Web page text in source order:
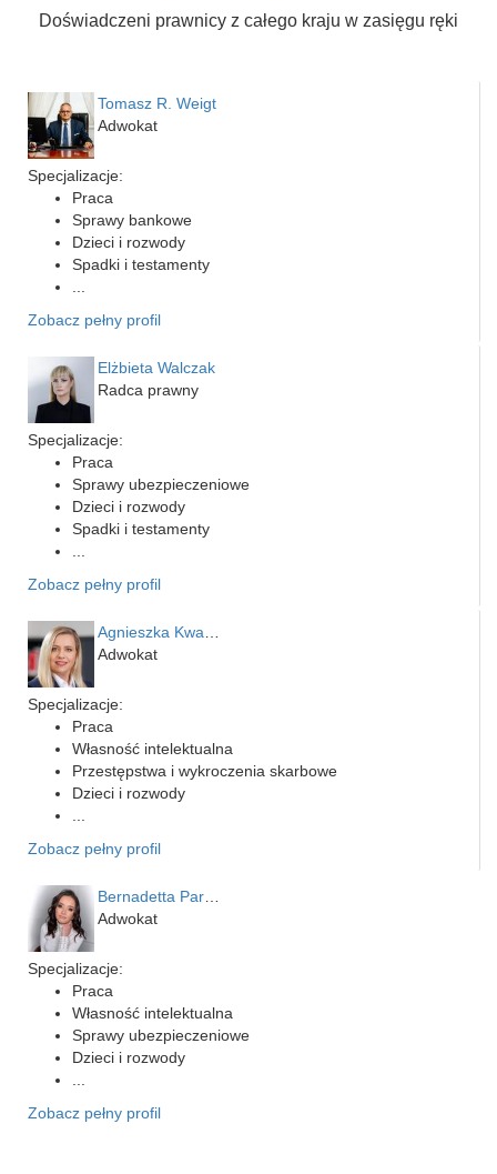
Doświadczeni prawnicy z całego kraju w zasięgu ręki
Tomasz R. Weigt
Adwokat
Specjalizacje:
Praca
Sprawy bankowe
Dzieci i rozwody
Spadki i testamenty
Zobacz pełny profil
Elżbieta Walczak
Radca prawny
Specjalizacje:
Praca
Sprawy ubezpieczeniowe
Dzieci i rozwody
Spadki i testamenty
Zobacz pełny profil
Adwokat
Specjalizacje:
Praca
Własność intelektualna
Przestępstwa i wykroczenia skarbowe
Dzieci i rozwody
Zobacz pełny profil
Adwokat
Specjalizacje:
Praca
Własność intelektualna
Sprawy ubezpieczeniowe
Dzieci i rozwody
Zobacz pełny profil